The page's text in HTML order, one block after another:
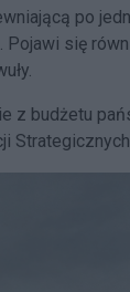
po
Pojawi się
z budżetu
Strategicznych.